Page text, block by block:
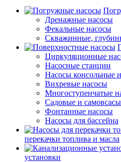
Дренажные насосы
Фекальные насосы
Скважинные,
Циркуляционные
Насосные станции
Насосы консольные
Вихревые насосы
Многоступенчатые
Садовые и
Фонтанные насосы
Насосы для бассейна
перекачки топлива и масла
установки